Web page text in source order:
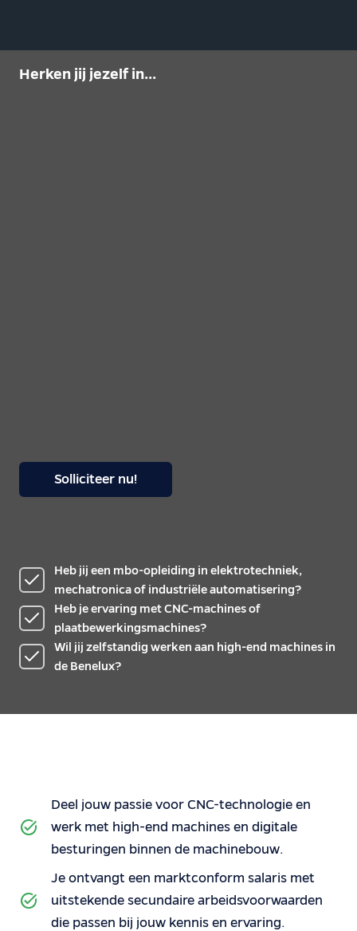
Herken jij jezelf in...
Solliciteer nu!
Heb jij een mbo-opleiding in elektrotechniek,
mechatronica of industriële automatisering?
Heb je ervaring met CNC-machines of
plaatbewerkingsmachines?
Wil jij zelfstandig werken aan high-end machines in
de Benelux?
Deel jouw passie voor CNC-technologie en
werk met high-end machines en digitale
besturingen binnen de machinebouw.
Je ontvangt een marktconform salaris met
uitstekende secundaire arbeidsvoorwaarden
die passen bij jouw kennis en ervaring.